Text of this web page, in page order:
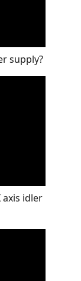
supply?
axis idler